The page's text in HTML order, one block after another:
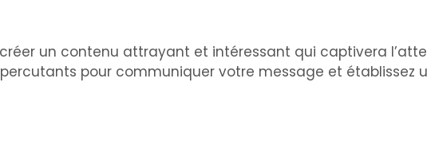
un contenu attrayant et intéressant qui captivera
pour communiquer votre message et établissez